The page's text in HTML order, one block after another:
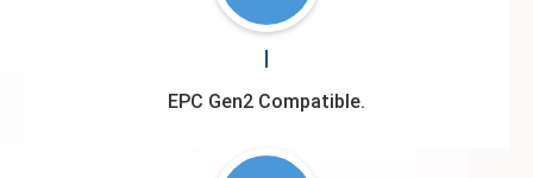
EPC Gen2 Compatible.